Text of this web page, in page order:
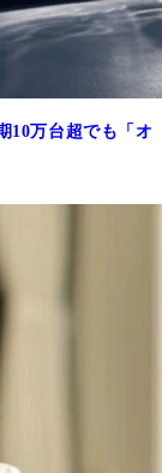
10万台超でも「オ